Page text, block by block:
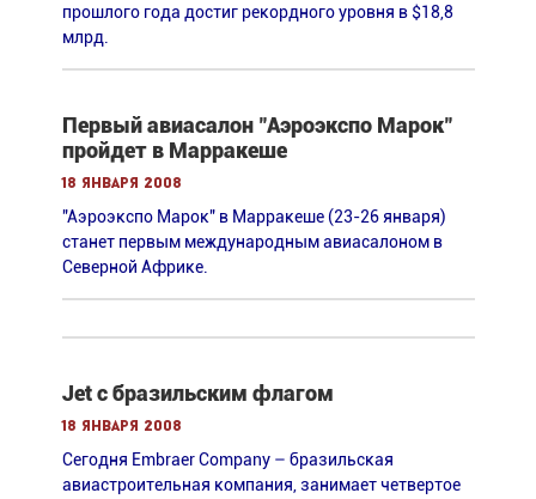
прошлого года достиг рекордного уровня в $18,8
млрд.
Первый авиасалон "Аэроэкспо Марок"
пройдет в Марракеше
18 января 2008
"Аэроэкспо Марок" в Марракеше (23-26 января)
станет первым международным авиасалоном в
Северной Африке.
Jet с бразильским флагом
18 января 2008
Сегодня Embraer Company – бразильская
авиастроительная компания, занимает четвертое